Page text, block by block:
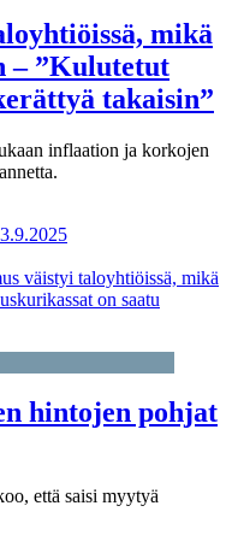
mikä
– ”Kulutetut
takaisin”
inflaation ja korkojen
väistyi taloyhtiöissä, mikä
on saatu
hintojen pohjat
että saisi myytyä